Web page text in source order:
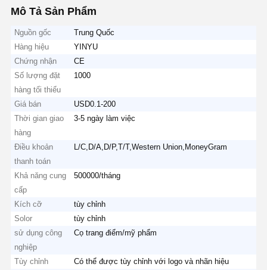
Mô Tả Sản Phẩm
Nguồn gốc
Trung Quốc
Hàng hiệu
YINYU
Chứng nhận
CE
Số lượng đặt
hàng tối thiểu
1000
Giá bán
USD0.1-200
Thời gian giao
hàng
3-5 ngày làm việc
Điều khoản
thanh toán
L/C,D/A,D/P,T/T,Western Union,MoneyGram
Khả năng cung
cấp
500000/tháng
Kích cỡ
tùy chỉnh
Solor
tùy chỉnh
sử dụng công
nghiệp
Cọ trang điểm/mỹ phẩm
Tùy chỉnh
Có thể được tùy chỉnh với logo và nhãn hiệu